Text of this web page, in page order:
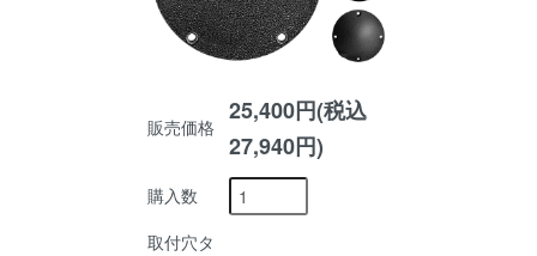
販売価格
25,400円(税込
27,940円)
購入数
取付穴タ